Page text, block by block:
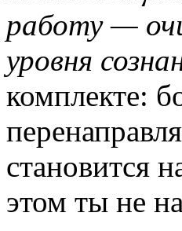
работу —
уровня
комплекте:
становится
этом ты не